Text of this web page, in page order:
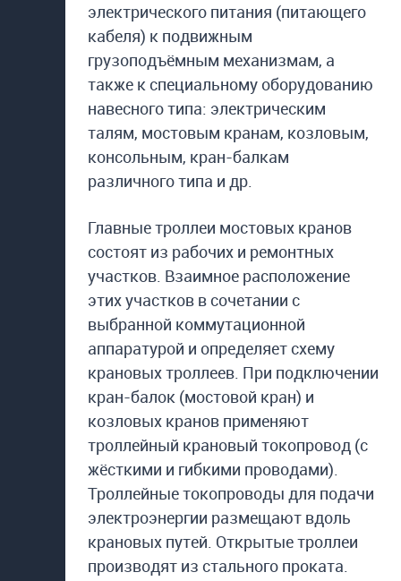
электрического питания (питающего
кабеля) к подвижным
грузоподъёмным механизмам, а
также к специальному оборудованию
навесного типа: электрическим
талям, мостовым кранам, козловым,
консольным, кран-балкам
различного типа и др.
Главные троллеи мостовых кранов
состоят из рабочих и ремонтных
участков. Взаимное расположение
этих участков в сочетании с
выбранной коммутационной
аппаратурой и определяет схему
крановых троллеев. При подключении
кран-балок (мостовой кран) и
козловых кранов применяют
троллейный крановый токопровод (с
жёсткими и гибкими проводами).
Троллейные токопроводы для подачи
электроэнергии размещают вдоль
крановых путей. Открытые троллеи
производят из стального проката.